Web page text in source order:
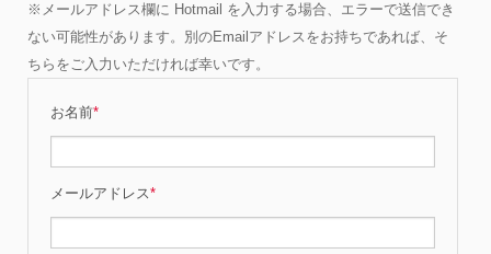
※メールアドレス欄に Hotmail を入力する場合、エラーで送信でき
ない可能性があります。別のEmailアドレスをお持ちであれば、そ
ちらをご入力いただければ幸いです。
お名前*
メールアドレス*